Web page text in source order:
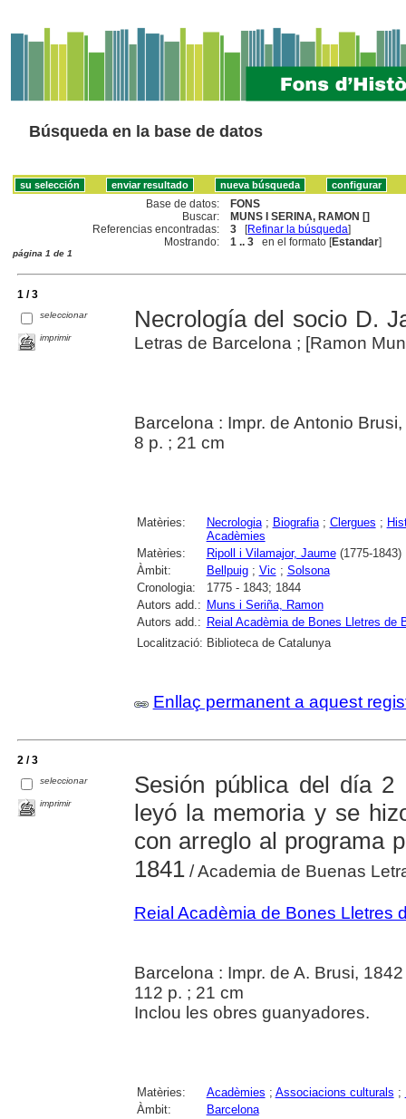
Búsqueda en la base de datos
Base de datos:
FONS
Buscar:
MUNS I SERINA, RAMON []
Referencias encontradas:
3 [Refinar la búsqueda]
Mostrando:
1 .. 3 en el formato [Estandar]
página 1 de 1
1 / 3
seleccionar
imprimir
Necrología del socio D.
Letras de Barcelona ; [Ramon
Barcelona : Impr. de Antonio
8 p. ; 21 cm
Matèries: Necrologia; Biografia; Clergues ;
Acadèmies
Matèries:
Ripoll i Vilamajor, Jaume(1775-1843)
Àmbit:
Bellpuig; Vic ; Solsona
Cronologia:
1775 - 1843; 1844
Autors add.: Muns i Seriña, Ramon
Autors add.: Reial Acadèmia de Bones Lletres de
Localització: Biblioteca de Catalunya
Enllaç permanent a aquest
2 / 3
seleccionar
imprimir
Sesión pública del día
leyó la memoria y se
con arreglo al programa
1841/ Academia de Buenas
Reial Acadèmia de Bones Lletres
Barcelona : Impr. de A. Brusi, 1842
112 p. ; 21 cm
Inclou les obres guanyadores.
Matèries: Acadèmies ; Associacions culturals ;
Àmbit:
Barcelona